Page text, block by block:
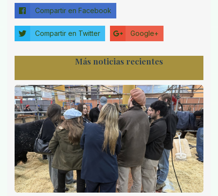
Compartir en Facebook
Compartir en Twitter Google+
Más noticias recientes